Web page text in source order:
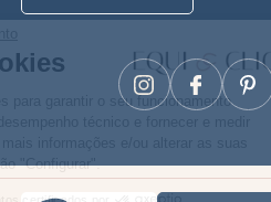
Gestão de cookies
O nosso site utiliza cookies para
preferências, clique no botão
Consentimentos
Facebook
Instagram
Equiclic © 2026